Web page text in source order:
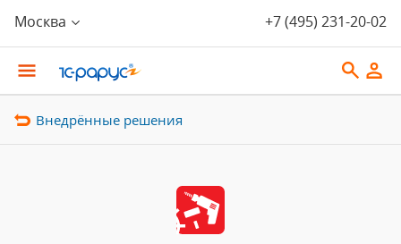
Москва +7 (495) 231-20-02
Внедрённые решения